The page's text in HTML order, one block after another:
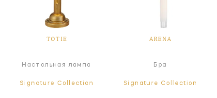
TOTIE
Настольная лампа
Signature Collection
ARENA
Бра
Signature Collection